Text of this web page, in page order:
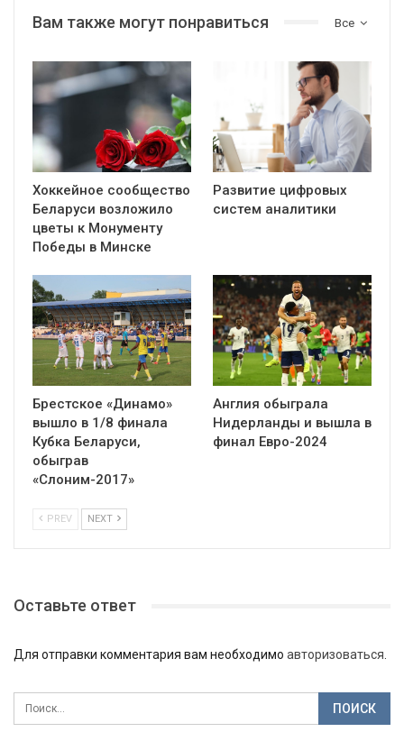
Все
Вам также могут понравиться
Хоккейное сообщество
Беларуси возложило
цветы к Монументу
Победы в Минске
Развитие цифровых
систем аналитики
Брестское «Динамо»
вышло в 1/8 финала
Кубка Беларуси,
обыграв
«Слоним-2017»
Англия обыграла
Нидерланды и вышла в
финал Евро-2024
PREV NEXT
Оставьте ответ
Для отправки комментария вам необходимо авторизоваться